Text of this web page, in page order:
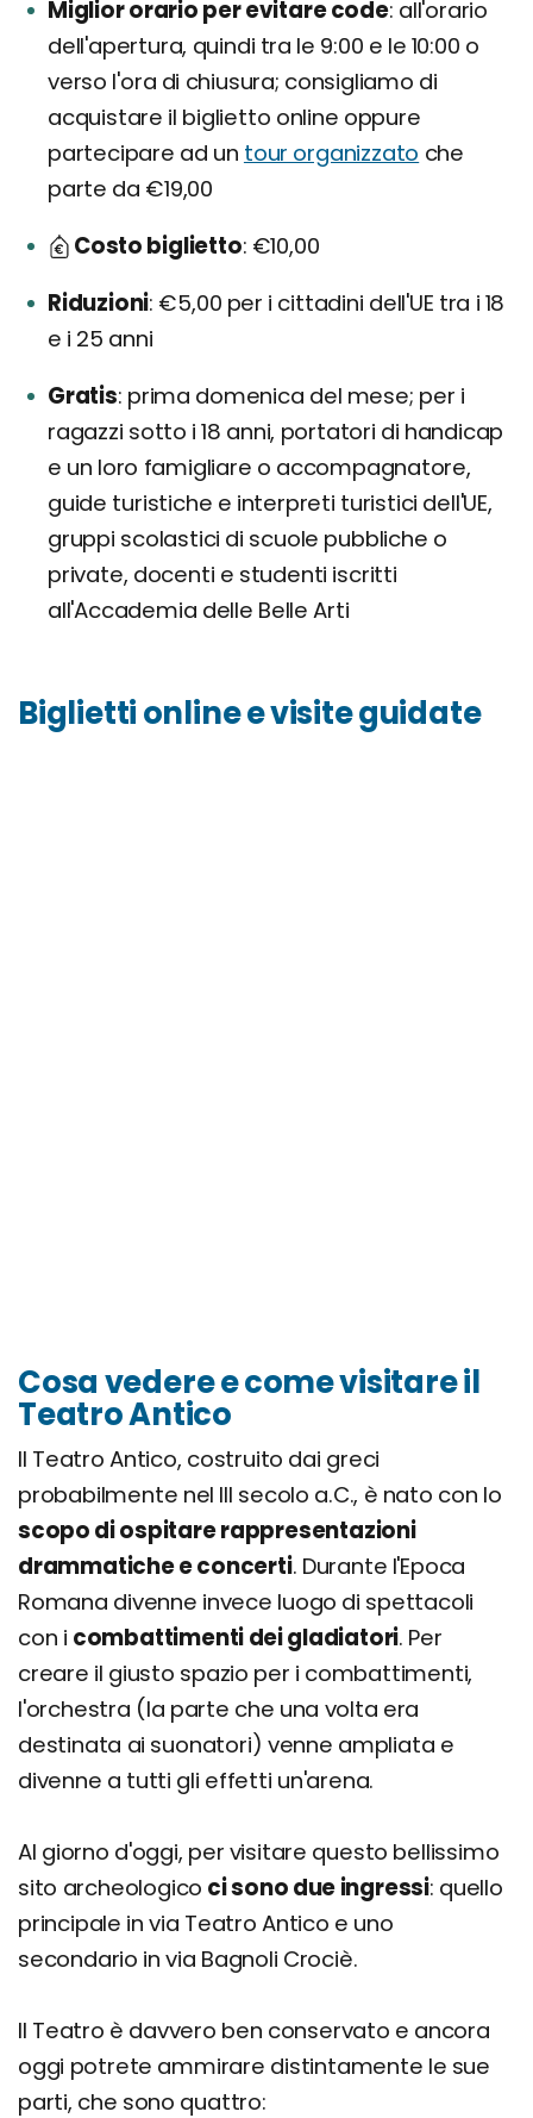
Miglior orario per evitare code all'orario
dell'apertura, quindi tra le 9:00 e le 10:00 o
verso l'ora di chiusura; consigliamo di
acquistare il biglietto online oppure
partecipare ad un tour organizzato che
parte da €19,00
Costo biglietto €10,00
Riduzioni €5,00 per i cittadini dell'UE tra i 18
e i 25 anni
Gratis prima domenica del mese; per i
ragazzi sotto i 18 anni, portatori di handicap
e un loro famigliare o accompagnatore,
guide turistiche e interpreti turistici dell'UE,
gruppi scolastici di scuole pubbliche o
private, docenti e studenti iscritti
all'Accademia delle Belle Arti
Biglietti online e visite guidate
Cosa vedere e come visitare il
Teatro Antico
Il Teatro Antico, costruito dai greci
probabilmente nel III secolo a.C., è nato con lo
scopo di ospitare rappresentazioni
drammatiche e concerti. Durante l'Epoca
Romana divenne invece luogo di spettacoli
con i combattimenti dei gladiatori. Per
creare il giusto spazio per i combattimenti,
l'orchestra (la parte che una volta era
destinata ai suonatori) venne ampliata e
divenne a tutti gli effetti un'arena.
Al giorno d'oggi, per visitare questo bellissimo
sito archeologico ci sono due ingressi: quello
principale in via Teatro Antico e uno
secondario in via Bagnoli Crociè.
Il Teatro è davvero ben conservato e ancora
oggi potrete ammirare distintamente le sue
parti, che sono quattro: